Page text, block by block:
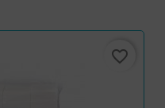
favorite_border